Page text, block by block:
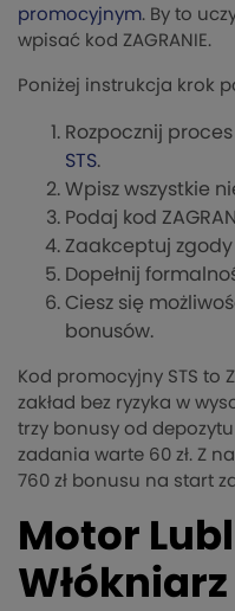
promocyjnym. By to
wpisać kod ZAGRANIE.
Poniżej instrukcja krok
Rozpocznij
STS.
Wpisz wszystkie
Podaj kod
Zaakceptuj
Dopełnij
Ciesz się
bonusów.
Kod promocyjny STS to
zakład bez ryzyka w
trzy bonusy od
zadania warte 60 zł. Z
760 zł bonusu na start
Motor
Włókniarz